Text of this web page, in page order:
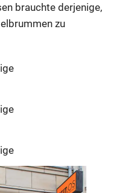
brauchte derjenige,
zu